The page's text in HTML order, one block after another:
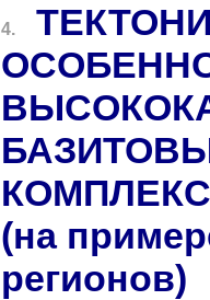
4.
(на
pегионов)